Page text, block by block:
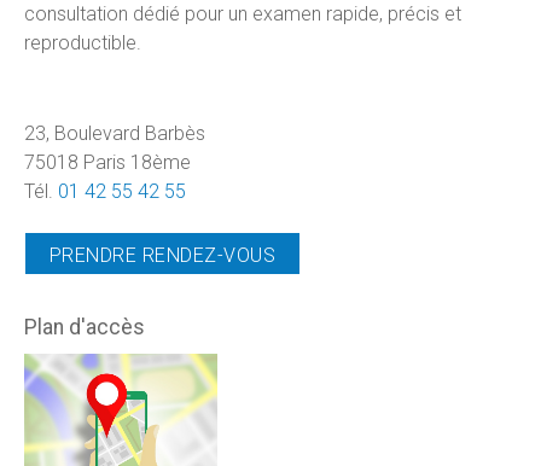
consultation dédié pour un examen rapide, précis et
reproductible.
23, Boulevard Barbès
75018 Paris 18ème
Tél. 01 42 55 42 55
PRENDRE RENDEZ-VOUS
Plan d'accès